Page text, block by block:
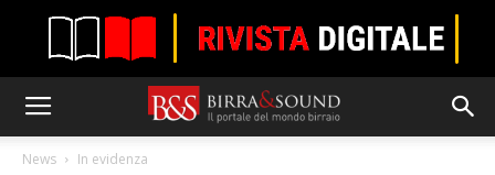
News In evidenza